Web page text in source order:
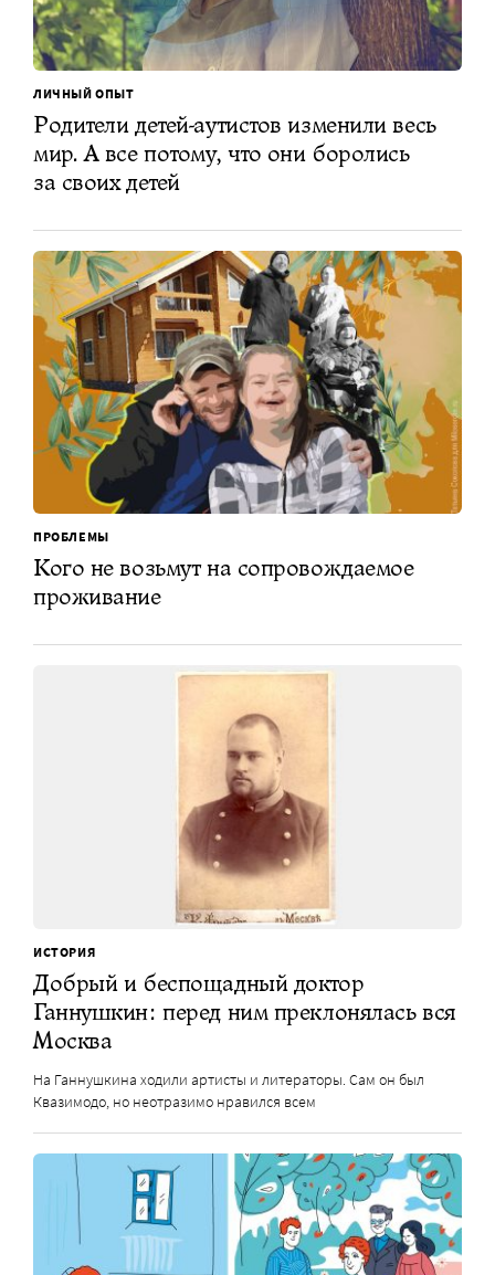
ЛИЧНЫЙ ОПЫТ
Родители детей-аутистов изменили весь
мир. А все потому, что они боролись
за своих детей
ПРОБЛЕМЫ
Кого не возьмут на сопровождаемое
проживание
ИСТОРИЯ
Добрый и беспощадный доктор
Ганнушкин: перед ним преклонялась вся
Москва
На Ганнушкина ходили артисты и литераторы. Сам он был
Квазимодо, но неотразимо нравился всем